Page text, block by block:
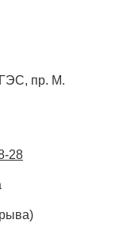
ГЭС, пр. М.
28